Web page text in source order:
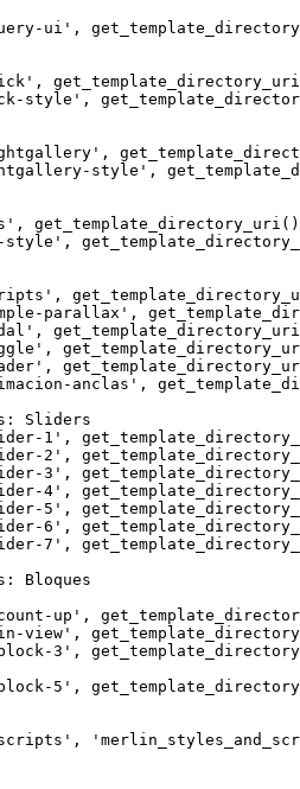
ui',
style',
style',
parallax',
anclas',
Sliders
1',
2',
3',
4',
5',
6',
7',
Bloques
up',
view',
3',
5',